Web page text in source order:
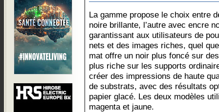
La gamme propose le choix entre
noire brillante, l’autre avec encre
garantissant aux utilisateurs de
nets et des images riches, quel
mat offre un noir plus foncé sur
plus riche sur les supports
créer des impressions de haute
de substrats, avec des résultats
papier glacé. Les deux modèles
magenta et jaune.